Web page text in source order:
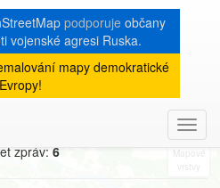
podporujeobčany
vojenské agresi Ruska.
mapy demokratické
Evropy!
měsíce
zpráv: 6